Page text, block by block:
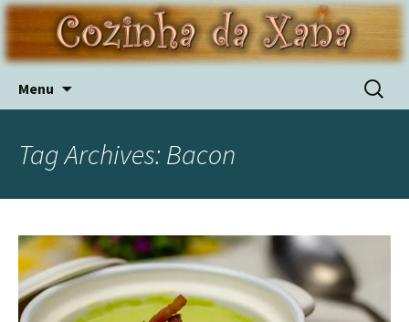
Menu
por:
Tag Archives: Bacon